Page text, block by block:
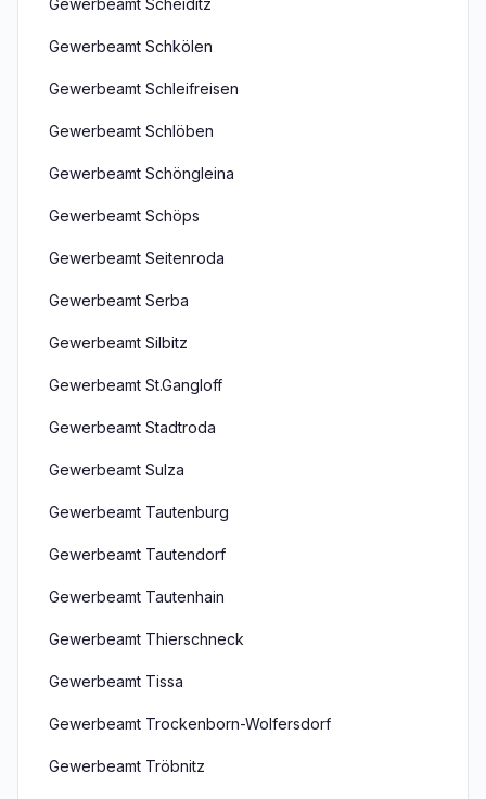
Gewerbeamt Scheiditz
Gewerbeamt Schkölen
Gewerbeamt Schleifreisen
Gewerbeamt Schlöben
Gewerbeamt Schöngleina
Gewerbeamt Schöps
Gewerbeamt Seitenroda
Gewerbeamt Serba
Gewerbeamt Silbitz
Gewerbeamt St.Gangloff
Gewerbeamt Stadtroda
Gewerbeamt Sulza
Gewerbeamt Tautenburg
Gewerbeamt Tautendorf
Gewerbeamt Tautenhain
Gewerbeamt Thierschneck
Gewerbeamt Tissa
Gewerbeamt Trockenborn-Wolfersdorf
Gewerbeamt Tröbnitz